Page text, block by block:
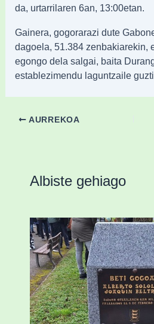
da, urtarrilaren 6an, 13:00etan.
Gainera, gogorarazi dute
dagoela, 51.384 zenbakiarekin,
egongo dela salgai, baita
establezimendu laguntzaile
AURREKOA
Albiste gehiago
«Azkenengo 40